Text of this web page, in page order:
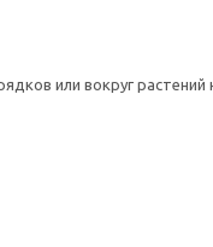
или вокруг